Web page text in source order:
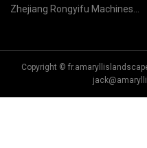
minière Machines Cie, Ltd.
Zhejiang Rongyifu Machines
Copyright ©